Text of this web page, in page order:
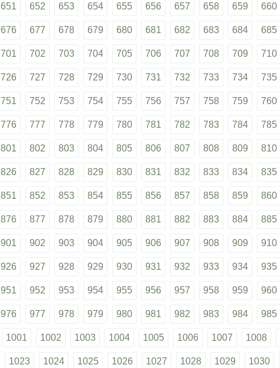
651 652 653 654 655 656 657 658 659 660
676 677 678 679 680 681 682 683 684 685
701 702 703 704 705 706 707 708 709 710
726 727 728 729 730 731 732 733 734 735
751 752 753 754 755 756 757 758 759 760
776 777 778 779 780 781 782 783 784 785
801 802 803 804 805 806 807 808 809 810
826 827 828 829 830 831 832 833 834 835
851 852 853 854 855 856 857 858 859 860
876 877 878 879 880 881 882 883 884 885
901 902 903 904 905 906 907 908 909 910
926 927 928 929 930 931 932 933 934 935
951 952 953 954 955 956 957 958 959 960
976 977 978 979 980 981 982 983 984 985
1001 1002 1003 1004 1005 1006 1007 1008
1023 1024 1025 1026 1027 1028 1029 1030